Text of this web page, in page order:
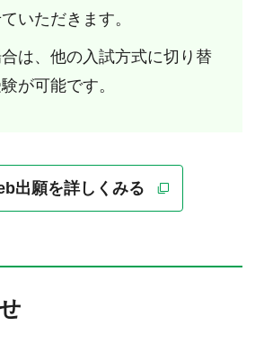
いただきます。
は、他の入試方式に切り替
が可能です。
出願を詳しくみる